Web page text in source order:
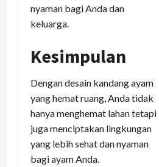
nyaman bagi Anda dan
keluarga.
Kesimpulan
Dengan desain kandang ayam
yang hemat ruang, Anda tidak
hanya menghemat lahan tetapi
juga menciptakan lingkungan
yang lebih sehat dan nyaman
bagi ayam Anda.